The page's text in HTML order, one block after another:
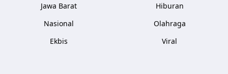
Jawa Barat
Nasional
Ekbis
Hiburan
Olahraga
Viral